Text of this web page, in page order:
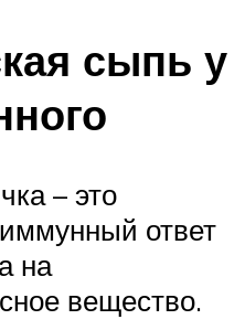
сыпь у
– это
ответ
на
вещество.